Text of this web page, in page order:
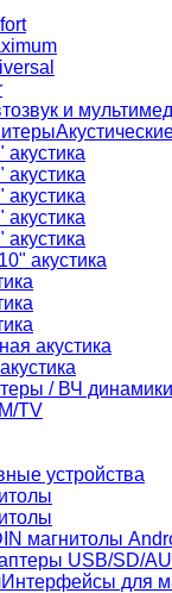
и
акустика
акустика
акустика
акустика
акустика
акустика
акустика
/ ВЧ динамики
TV
устройства
магнитолы
USB/SD/
Интерфейсы для